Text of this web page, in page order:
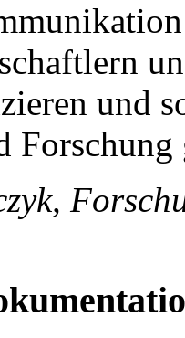
und
Forschung